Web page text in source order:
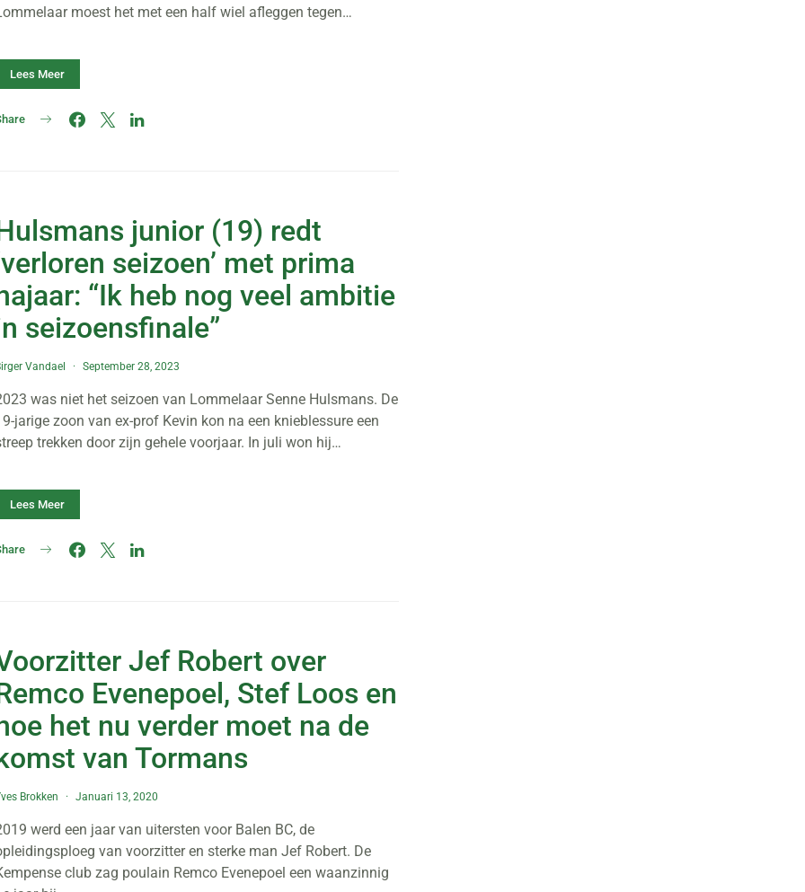
moest het met een half wiel afleggen tegen…
Lees Meer
junior (19) redt
seizoen’ met prima
“Ik heb nog veel ambitie
seizoensfinale”
Vandael September 28, 2023
was niet het seizoen van Lommelaar Senne Hulsmans. De
jarige zoon van ex-prof Kevin kon na een knieblessure een
trekken door zijn gehele voorjaar. In juli won hij…
Lees Meer
Jef Robert over
Evenepoel, Stef Loos en
het nu verder moet na de
van Tormans
Brokken Januari 13, 2020
werd een jaar van uitersten voor Balen BC, de
van voorzitter en sterke man Jef Robert. De
club zag poulain Remco Evenepoel een waanzinnig